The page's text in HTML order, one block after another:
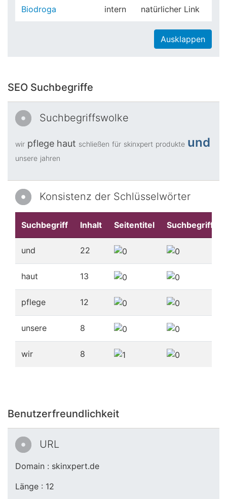
Biodroga intern natürlicher Link
Ausklappen
SEO Suchbegriffe
Suchbegriffswolke
wir pflege haut schließen für skinxpert produkte und
unsere jahren
Konsistenz der Schlüsselwörter
Suchbegriff Inhalt Seitentitel Suchbegriffe
und 22
haut 13
pflege 12
unsere 8
wir 8
Benutzerfreundlichkeit
URL
Domain : skinxpert.de
Länge : 12